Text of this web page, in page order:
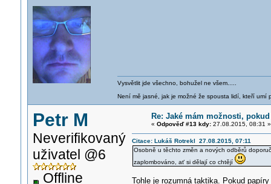
Vysvětlit jde všechno, bohužel ne všem.....
Není mě jasné, jak je možné že spousta lidí, kteří umí
Petr M
Neverifikovaný
uživatel @6
Offline
Re: Jaké mám možnosti,
« Odpověď #13 kdy:27.08.2015, 08:31 »
Citace: Lukáš Rotrekl 27.08.2015, 07:11
Osobně u těchto změn a nových odběrů
zaplombováno, ať si dělají co chtějí
Tohle je rozumná taktika. Pokud